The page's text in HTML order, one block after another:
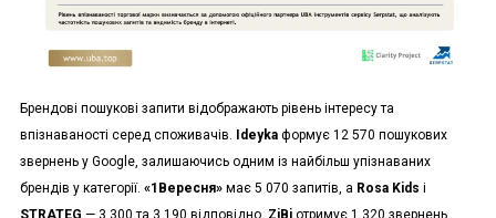
Брендові пошукові запити відображають рівень інтересу та
впізнаваності серед споживачів. Ideyka формує 12 570 пошукових
звернень у Google, залишаючись одним із найбільш упізнаваних
брендів у категорії. «1Вересня» має 5 070 запитів, а Rosa Kids і
STRATEG — 3 300 та 3 190 відповідно. ZiBi отримує 1 320 звернень,